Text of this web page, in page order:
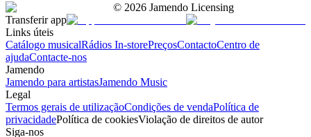
© 2026 Jamendo Licensing
Transferir app
Links úteis
Catálogo musicalRádios In-storePreçosContactoCentro de
ajudaContacte-nos
Jamendo
Jamendo para artistasJamendo Music
Legal
Termos gerais de utilizaçãoCondições de vendaPolítica de
privacidadePolítica de cookiesViolação de direitos de autor
Siga-nos